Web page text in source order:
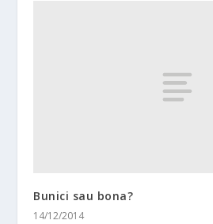
Bunici sau bona?
14/12/2014